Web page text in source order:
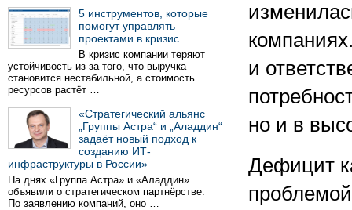
5 инструментов, которые
помогут управлять
проектами в кризис
В кризис компании теряют
устойчивость из-за того, что выручка
становится нестабильной, а стоимость
ресурсов растёт …
«Стратегический альянс
„Группы Астра“ и „Аладдин“
задаёт новый подход к
созданию ИТ-
инфраструктуры в России»
На днях «Группа Астра» и «Аладдин»
объявили о стратегическом партнёрстве.
По заявлению компаний, оно …
и
но и в
Дефицит